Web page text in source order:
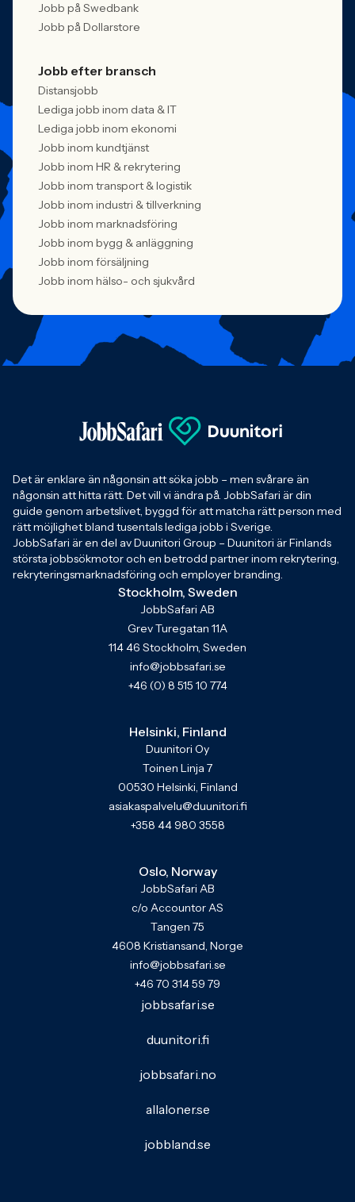
Jobb på Swedbank
Jobb på Dollarstore
Jobb efter bransch
Distansjobb
Lediga jobb inom data & IT
Lediga jobb inom ekonomi
Jobb inom kundtjänst
Jobb inom HR & rekrytering
Jobb inom transport & logistik
Jobb inom industri & tillverkning
Jobb inom marknadsföring
Jobb inom bygg & anläggning
Jobb inom försäljning
Jobb inom hälso- och sjukvård
Det är enklare än någonsin att söka jobb – men svårare än
någonsin att hitta rätt. Det vill vi ändra på. JobbSafari är din
guide genom arbetslivet, byggd för att matcha rätt person med
rätt möjlighet bland tusentals lediga jobb i Sverige.
JobbSafari är en del av Duunitori Group – Duunitori är Finlands
största jobbsökmotor och en betrodd partner inom rekrytering,
rekryteringsmarknadsföring och employer branding.
Stockholm, Sweden
JobbSafari AB
Grev Turegatan 11A
114 46 Stockholm, Sweden
info@jobbsafari.se
+46 (0) 8 515 10 774
Helsinki, Finland
Duunitori Oy
Toinen Linja 7
00530 Helsinki, Finland
asiakaspalvelu@duunitori.fi
+358 44 980 3558
Oslo, Norway
JobbSafari AB
c/o Accountor AS
Tangen 75
4608 Kristiansand, Norge
info@jobbsafari.se
+46 70 314 59 79
jobbsafari.se
duunitori.fi
jobbsafari.no
allaloner.se
jobbland.se